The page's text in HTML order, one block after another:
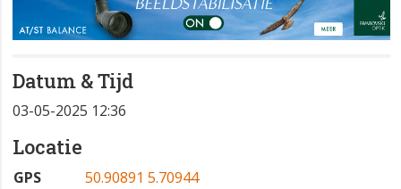
Datum & Tijd
03-05-2025 12:36
Locatie
GPS
50.90891 5.70944